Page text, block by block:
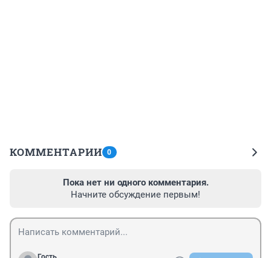
КОММЕНТАРИИ 0
Пока нет ни одного комментария.
Начните обсуждение первым!